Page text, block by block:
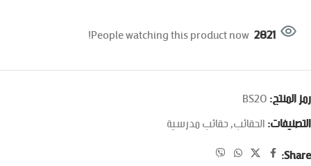
2821
People watching this product now!
رمز المنتج:
التصنيفات:الحقائب,حقائب مدرسية
Share: